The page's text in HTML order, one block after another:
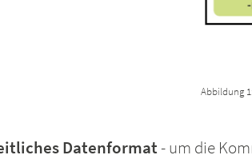
Abbildung
Datenformat- um die